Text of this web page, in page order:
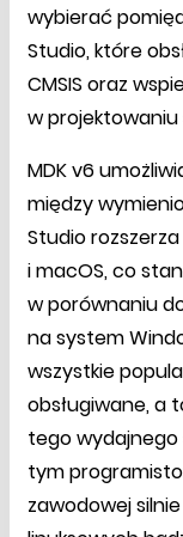
wybierać
Studio, które
CMSIS oraz
w
MDK v6
między
Studio
i macOS, co
w porównaniu
na system
wszystkie
obsługiwane, a
tego wydajnego
tym
zawodowej